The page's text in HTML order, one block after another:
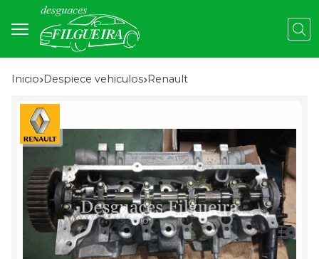
Inicio despiece vehiculos renault